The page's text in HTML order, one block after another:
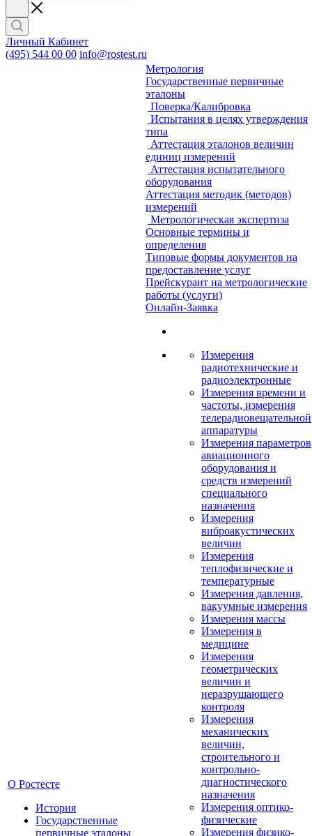
Личный Кабинет
(495) 544 00 00 info@rostest.ru
О Ростесте
История
Государственные
первичные эталоны
Метрология
Государственные первичные
эталоны
Поверка/Калибровка
Испытания в целях утверждения
типа
Аттестация эталонов величин
единиц измерений
Аттестация испытательного
оборудования
Аттестация методик (методов)
измерений
Метрологическая экспертиза
Основные термины и
определения
Типовые формы документов на
предоставление услуг
Прейскурант на метрологические
работы (услуги)
Онлайн-Заявка
Измерения
радиотехнические и
радиоэлектронные
Измерения времени и
частоты, измерения
телерадиовещательной
аппаратуры
Измерения параметров
авиационного
оборудования и
средств измерений
специального
назначения
Измерения
виброакустических
величин
Измерения
теплофизические и
температурные
Измерения давления,
вакуумные измерения
Измерения массы
Измерения в
медицине
Измерения
геометрических
величин и
неразрушающего
контроля
Измерения
механических
величин,
строительного и
контрольно-
диагностического
назначения
Измерения оптико-
физические
Измерения физико-